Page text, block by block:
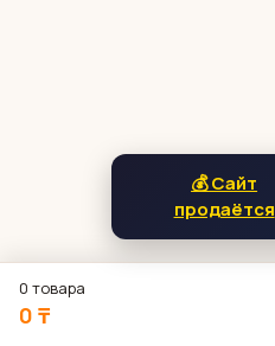
💰 Сайт
продаётся
0 товара
0 ₸